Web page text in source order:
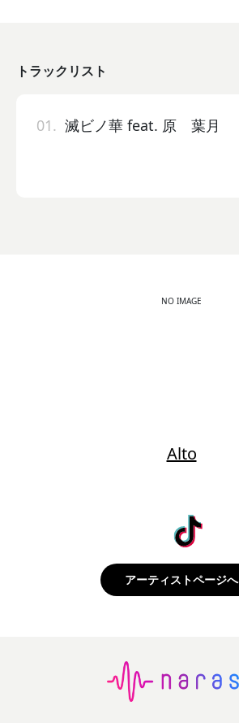
トラックリスト
01. 滅ビノ華 feat. 原 葉月
NO IMAGE
Alto
アーティストページへ